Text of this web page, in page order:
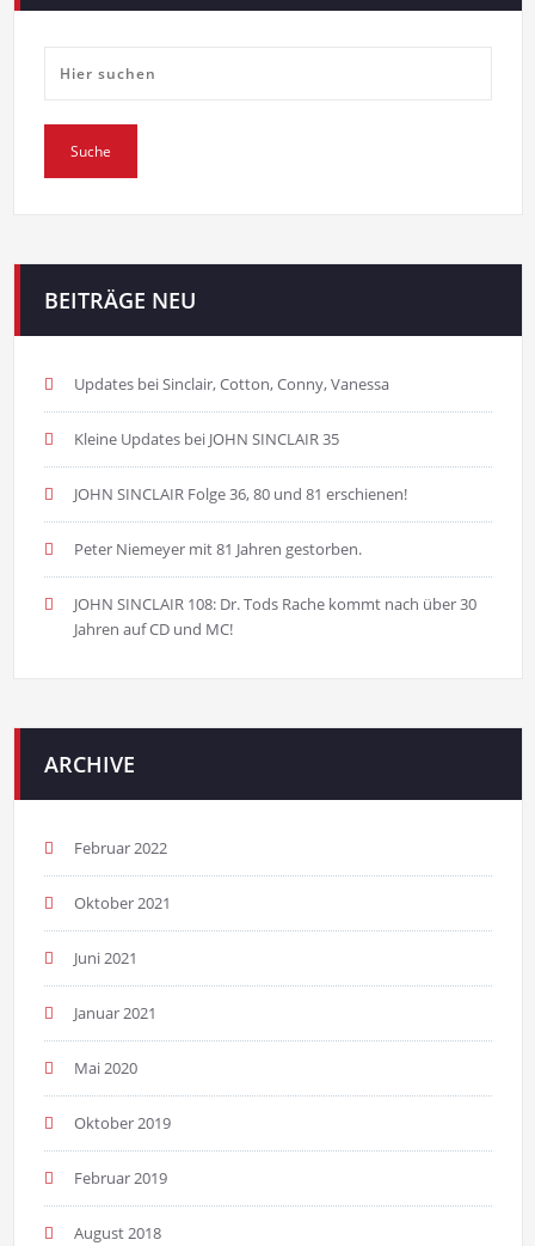
BEITRÄGE NEU
Updates bei Sinclair, Cotton, Conny, Vanessa
Kleine Updates bei JOHN SINCLAIR 35
JOHN SINCLAIR Folge 36, 80 und 81 erschienen!
Peter Niemeyer mit 81 Jahren gestorben.
JOHN SINCLAIR 108: Dr. Tods Rache kommt nach über 30
Jahren auf CD und MC!
ARCHIVE
Februar 2022
Oktober 2021
Juni 2021
Januar 2021
Mai 2020
Oktober 2019
Februar 2019
August 2018